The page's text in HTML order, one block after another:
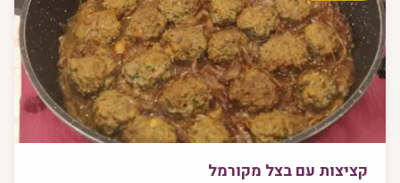
קציצות עם בצל מקורמל